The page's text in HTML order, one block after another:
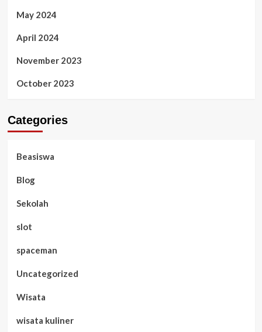
May 2024
April 2024
November 2023
October 2023
Categories
Beasiswa
Blog
Sekolah
slot
spaceman
Uncategorized
Wisata
wisata kuliner